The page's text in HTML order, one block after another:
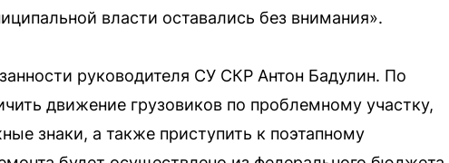
власти оставались без внимания».
руководителя СУ СКР Антон Бадулин. По
движение грузовиков по проблемному участку,
знаки, а также приступить к поэтапному